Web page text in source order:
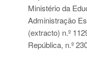
Ministério da
Administração
(extracto) n.º
República, n.º